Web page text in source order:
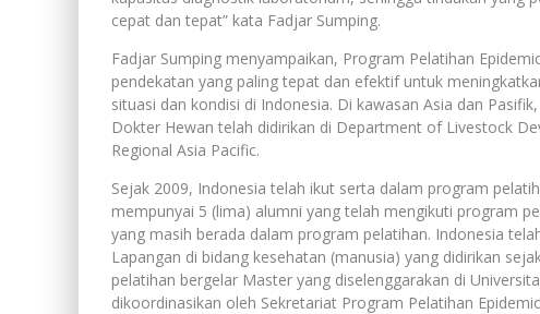
cepat dan tepat” kata Fadjar Sumping.
Fadjar Sumping menyampaikan, Program Pelatihan
pendekatan yang paling tepat dan efektif untuk
situasi dan kondisi di Indonesia. Di kawasan Asia dan
Dokter Hewan telah didirikan di Department of Livestock
Regional Asia Pacific.
Sejak 2009, Indonesia telah ikut serta dalam program
mempunyai 5 (lima) alumni yang telah mengikuti program
yang masih berada dalam program pelatihan. Indonesia
Lapangan di bidang kesehatan (manusia) yang didirikan
pelatihan bergelar Master yang diselenggarakan di
dikoordinasikan oleh Sekretariat Program Pelatihan